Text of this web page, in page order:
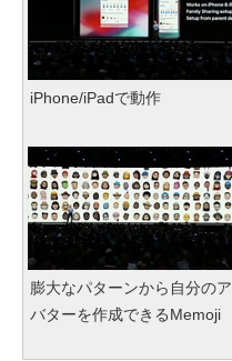
iPhone/iPadで動作
膨大なパターンから自分のア
バターを作成できるMemoji